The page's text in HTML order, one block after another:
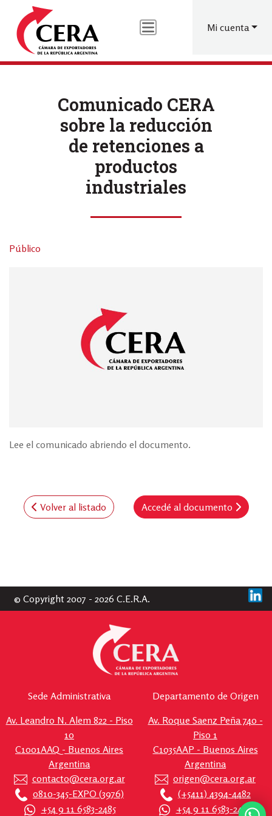
al
contenido
de
de
Mi cuenta
Comunicado CERA
sobre la reducción
de retenciones a
productos
industriales
Público
Lee el comunicado abriendo el documento.
Volver al listado Accedé al documento
© Copyright 2007 - 2026 C.E.R.A.
Sede Administrativa
Av. Leandro N. Alem 822 - Piso
10
C1001AAQ - Buenos Aires
Argentina
contacto@cera.org.ar
0810-345-EXPO (3976)
+54 9 11 6583-2485
Departamento de Origen
Av. Roque Saenz Peña 740 -
Piso 1
C1035AAP - Buenos Aires
Argentina
origen@cera.org.ar
(+5411) 4394-4482
+54 9 11 6583-2496